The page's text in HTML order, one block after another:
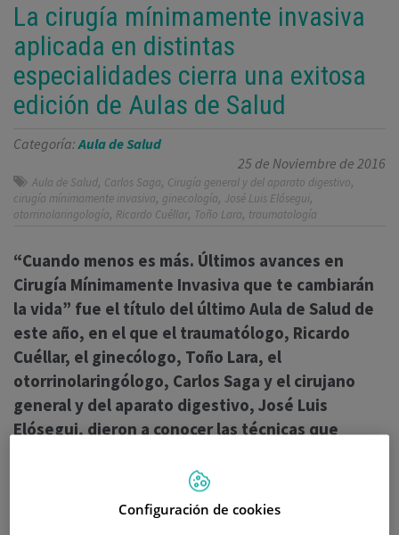
La cirugía mínimamente invasiva
aplicada en distintas
especialidades cierra una exitosa
edición de Aulas de Salud
Categoría: Aula de Salud
25 de Noviembre de 2016
Aula de Salud, Carlos Saga, Cirugía general y del aparato digestivo,
cirugía mínimamente invasiva, ginecología, José Luis Elósegui,
otorrinolaringología, Ricardo Cuéllar, Toño Lara, traumatología
“Cuando menos es más. Últimos avances en
Cirugía Mínimamente Invasiva que te cambiarán
la vida” fue el título del último Aula de Salud de
este año, en el que el traumatólogo, Ricardo
Cuéllar, el ginecólogo, Toño Lara, el
otorrinolaringólogo, Carlos Saga y el cirujano
general y del aparato digestivo, José Luis
Elósegui, dieron a conocer las técnicas que
cuáles son los beneficios que ofrecen.
Ayer Quirónsalud Gipuzkoa celebró su
Configuración de cookies